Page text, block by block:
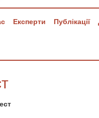
Експерти Публікації